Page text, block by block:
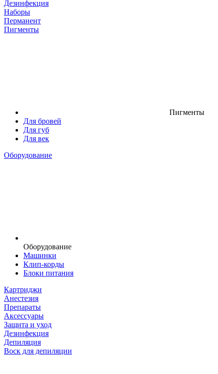
Дезинфекция
Наборы
Перманент
Пигменты
Пигменты
Для бровей
Для губ
Для век
Оборудование
Оборудование
Машинки
Клип-корды
Блоки питания
Картриджи
Анестезия
Препараты
Аксессуары
Защита и уход
Дезинфекция
Депиляция
Воск для депиляции